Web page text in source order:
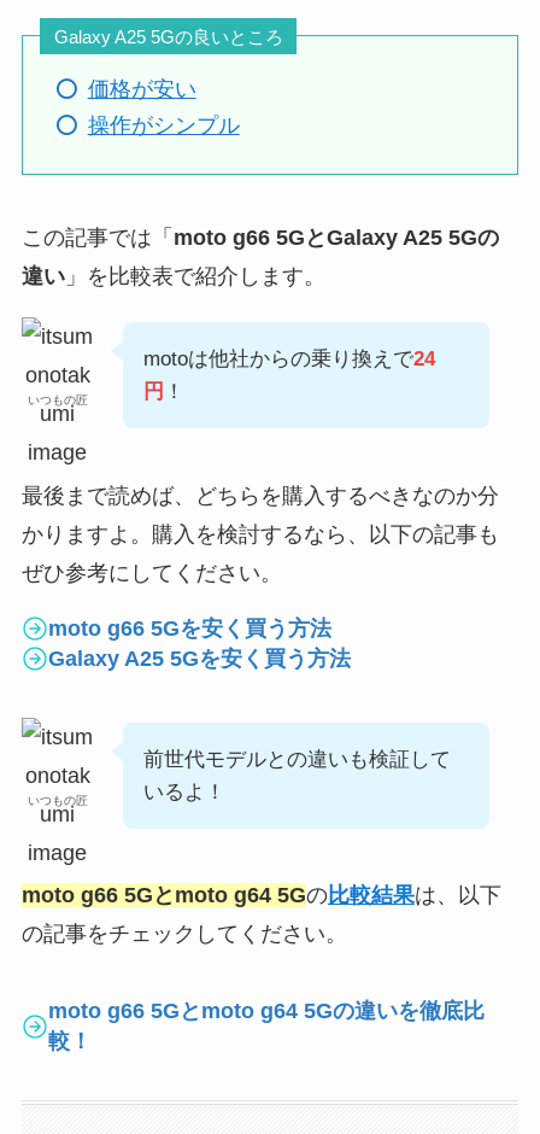
Galaxy A25 5Gの良いところ
価格が安い
操作がシンプル
この記事では「 moto g66 5GとGalaxy A25 5Gの
違い」を比較表で紹介します。
いつもの匠
motoは他社からの乗り換えで24
円 ！
最後まで読めば、どちらを購入するべきなのか分
かりますよ。購入を検討するなら、以下の記事も
ぜひ参考にしてください。
moto g66 5Gを安く買う方法
Galaxy A25 5Gを安く買う方法
いつもの匠
前世代モデルとの違いも検証して
いるよ！
moto g66 5G と moto g64 5Gの比較結果は、以下
の記事をチェックしてください。
moto g66 5Gとmoto g64 5Gの違いを徹底比
較！